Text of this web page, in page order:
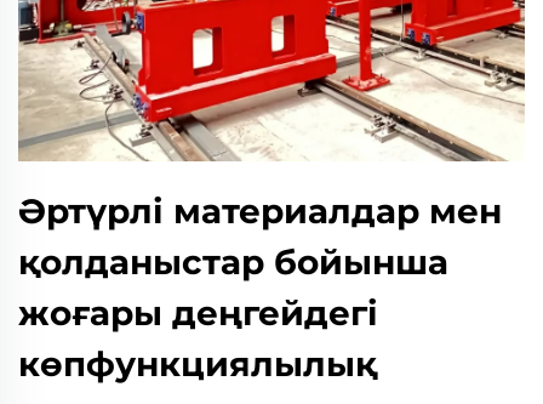
Әртүрлі материалдар мен
қолданыстар бойынша
жоғары деңгейдегі
көпфункциялылық